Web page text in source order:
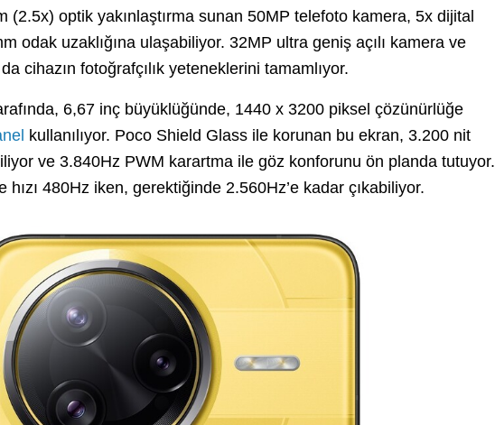
(2.5x) optik yakınlaştırma sunan 50MP telefoto kamera, 5x dijital
odak uzaklığına ulaşabiliyor. 32MP ultra geniş açılı kamera ve
cihazın fotoğrafçılık yeteneklerini tamamlıyor.
6,67 inç büyüklüğünde, 1440 x 3200 piksel çözünürlüğe
kullanılıyor. Poco Shield Glass ile korunan bu ekran, 3.200 nit
ve 3.840Hz PWM karartma ile göz konforunu ön planda tutuyor.
480Hz iken, gerektiğinde 2.560Hz’e kadar çıkabiliyor.